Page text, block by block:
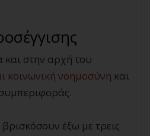
στην αρχή του
κοινωνική νοημοσύνη και
έξω με τρεις